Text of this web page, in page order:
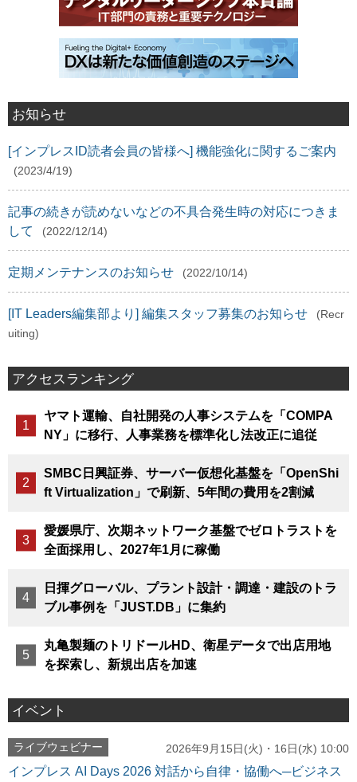
お知らせ
[インプレスID読者会員の皆様へ] 機能強化に関するご案内
(2023/4/19)
記事の続きが読めないなどの不具合発生時の対応につきま
して
(2022/12/14)
定期メンテナンスのお知らせ (2022/10/14)
[IT Leaders編集部より] 編集スタッフ募集のお知らせ
(Recr
uiting)
アクセスランキング
ヤマト運輸、自社開発の人事システムを「COMPA
NY」に移行、人事業務を標準化し法改正に追従
SMBC日興証券、サーバー仮想化基盤を「OpenShi
ft Virtualization」で刷新、5年間の費用を2割減
愛媛県庁、次期ネットワーク基盤でゼロトラストを
全面採用し、2027年1月に稼働
日揮グローバル、プラント設計・調達・建設のトラ
ブル事例を「JUST.DB」に集約
丸亀製麺のトリドールHD、衛星データで出店用地
を探索し、新規出店を加速
イベント
ライブウェビナー 2026年9月15日(火)・16日(水) 10:00
インプレス AI Days 2026 対話から自律・協働へ─ビジネス